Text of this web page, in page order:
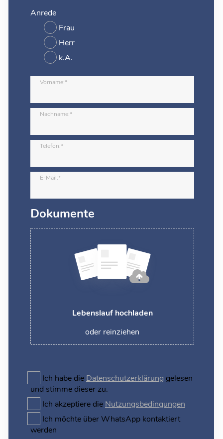
Anrede
Frau
Herr
k.A.
Vorname:*
Nachname:*
Telefon:*
E-Mail:*
Dokumente
Lebenslauf hochladen
oder reinziehen
Ich habe die Datenschutzerklärung gelesen
und stimme dieser zu.
Ich akzeptiere die Nutzungsbedingungen
Ich möchte über WhatsApp kontaktiert
werden